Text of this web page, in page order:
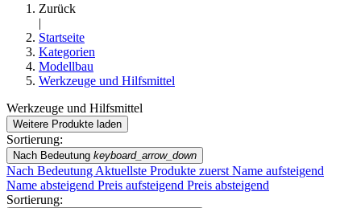
Zurück
|
Startseite
Kategorien
Modellbau
Werkzeuge und Hilfsmittel
Werkzeuge und Hilfsmittel
Filters:
Filter löschen
Preis
€
€
Marken
Weitere Produkte laden
Sortierung:
Nach Bedeutung keyboard_arrow_down
Nach Bedeutung Aktuellste Produkte zuerst Name aufsteigend
Name absteigend Preis aufsteigend Preis absteigend
Sortierung: